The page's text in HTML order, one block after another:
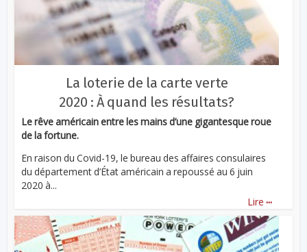
La loterie de la carte verte
2020 : À quand les résultats?
Le rêve américain entre les mains d’une gigantesque roue
de la fortune.
En raison du Covid-19, le bureau des affaires consulaires
du département d’État américain a repoussé au 6 juin
2020 à...
Lire ...